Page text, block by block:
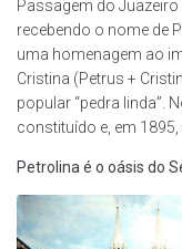
Passagem do Juazeiro
recebendo o nome de
uma homenagem ao
Cristina (Petrus +
popular “pedra linda”.
constituído e, em
Petrolina é o oásis do